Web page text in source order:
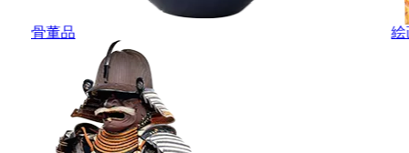
骨董品 絵